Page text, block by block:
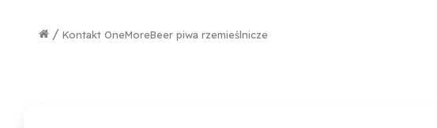
Kontakt OneMoreBeer piwa rzemieślnicze
/